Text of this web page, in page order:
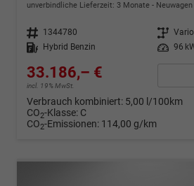
unverbindliche Lieferzeit: 3 Monate Neuwagen
Fahrzeugnr. 1344780 Getriebe
Kraftstoff
Hybrid Benzin Leistung 96
33.186,– €
incl. 19% MwSt.
Verbrauch kombiniert: 5,00 l/100km
CO2-Klasse: C
CO2-Emissionen: 114,00 g/km